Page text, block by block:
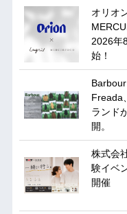
オリオ
2026年
始！
Freada
ランド
開。
株式会
験イベ
開催